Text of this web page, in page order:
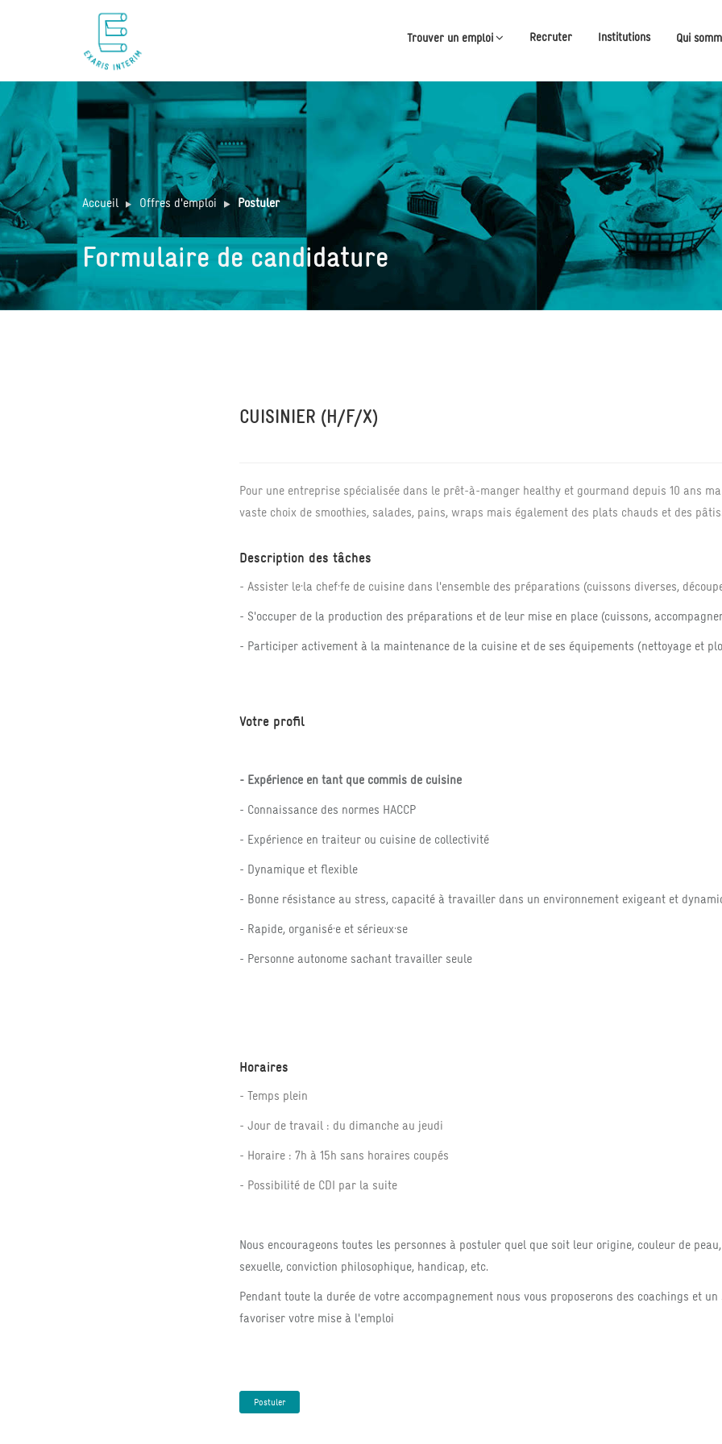
Trouver un emploi Recruter Institutions Qui
Accueil Offres d'emploi Postuler
Formulaire de candidature
CUISINIER (H/F/X)
Pour une entreprise spécialisée dans le prêt-à-manger healthy et gourmand depuis 10 ans
vaste choix de smoothies, salades, pains, wraps mais également des plats chauds et des
Description des tâches
- Assister le·la chef·fe de cuisine dans l'ensemble des préparations (cuissons diverses,
- S'occuper de la production des préparations et de leur mise en place (cuissons,
- Participer activement à la maintenance de la cuisine et de ses équipements (nettoyage et
Votre profil
- Expérience en tant que commis de cuisine
- Connaissance des normes HACCP
- Expérience en traiteur ou cuisine de collectivité
- Dynamique et flexible
- Bonne résistance au stress, capacité à travailler dans un environnement exigeant et
- Rapide, organisé·e et sérieux·se
- Personne autonome sachant travailler seule
Horaires
- Temps plein
- Jour de travail : du dimanche au jeudi
- Horaire : 7h à 15h sans horaires coupés
- Possibilité de CDI par la suite
Nous encourageons toutes les personnes à postuler quel que soit leur origine, couleur de
sexuelle, conviction philosophique, handicap, etc.
Pendant toute la durée de votre accompagnement nous vous proposerons des coachings et
favoriser votre mise à l'emploi
Postuler